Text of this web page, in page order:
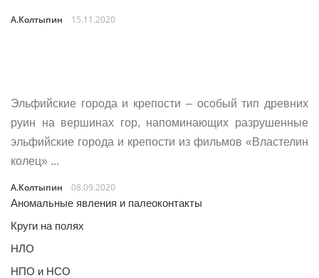
А.Колтыпин 15.11.2020
Эльфийские города и крепости – особый тип древних
руин на вершинах гор, напоминающих разрушенные
эльфийские города и крепости из фильмов «Властелин
колец» ...
А.Колтыпин
08.09.2020
Аномальные явления и палеоконтакты
Круги на полях
НЛО
НПО и НСО